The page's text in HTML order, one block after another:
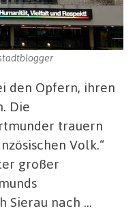
den Opfern, ihren
Die
trauern
Volk.“
großer
Sierau nach …